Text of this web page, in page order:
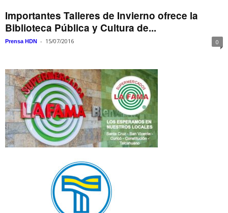
Importantes Talleres de Invierno ofrece la
Biblioteca Pública y Cultura de...
Prensa HDN - 15/07/2016 0